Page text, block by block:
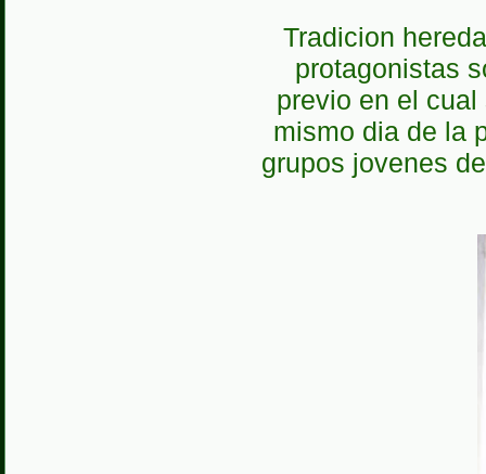
Tradicion
protagonistas
previo en el
mismo dia de la
grupos jovenes